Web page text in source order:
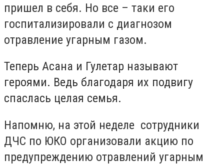
пришел в себя. Но все – таки его
госпитализировали с диагнозом
отравление угарным газом.
Теперь Асана и Гулетар называют
героями. Ведь благодаря их подвигу
спаслась целая семья.
Напомню, на этой неделе сотрудники
ДЧС по ЮКО организовали акцию по
предупреждению отравлений угарным